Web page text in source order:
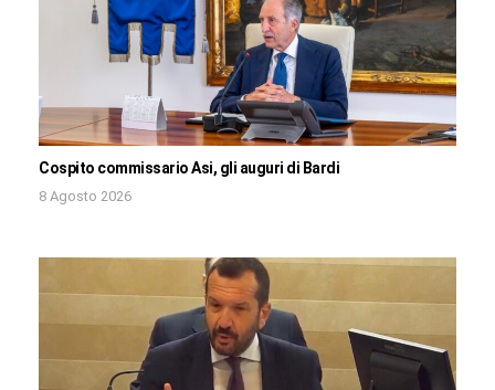
Cospito commissario Asi, gli auguri di Bardi
8 Agosto 2026